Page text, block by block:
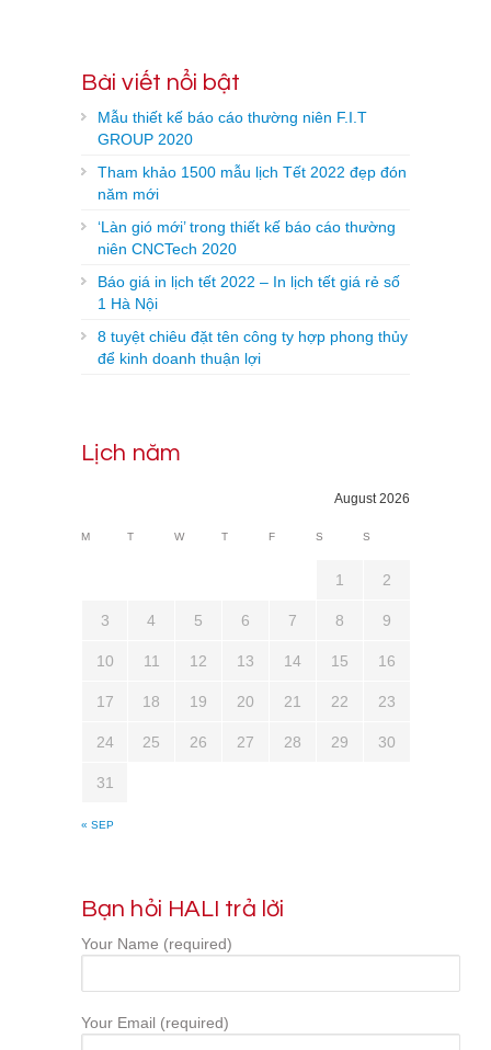
Bài viết nổi bật
Mẫu thiết kế báo cáo thường niên F.I.T
GROUP 2020
Tham khảo 1500 mẫu lịch Tết 2022 đẹp đón
năm mới
‘Làn gió mới’ trong thiết kế báo cáo thường
niên CNCTech 2020
Báo giá in lịch tết 2022 – In lịch tết giá rẻ số
1 Hà Nội
8 tuyệt chiêu đặt tên công ty hợp phong thủy
để kinh doanh thuận lợi
Lịch năm
August 2026
M T W T F S S
« SEP
1 2
3 4 5 6 7 8 9
10 11 12 13 14 15 16
17 18 19 20 21 22 23
24 25 26 27 28 29 30
31
Bạn hỏi HALI trả lời
Your Name (required)
Your Email (required)